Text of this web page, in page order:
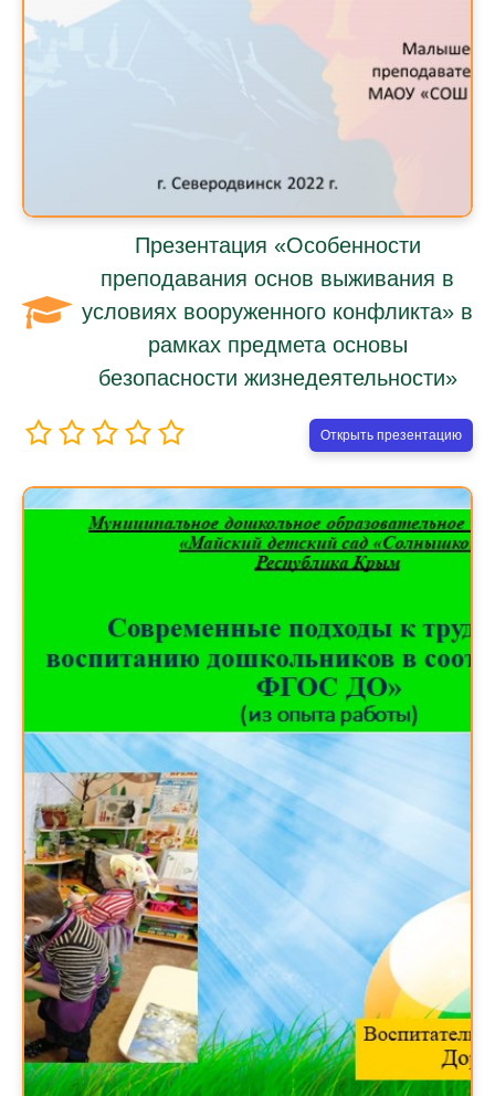
Презентация «Особенности
преподавания основ выживания в
условиях вооруженного конфликта» в
рамках предмета основы
безопасности жизнедеятельности»
Открыть презентацию